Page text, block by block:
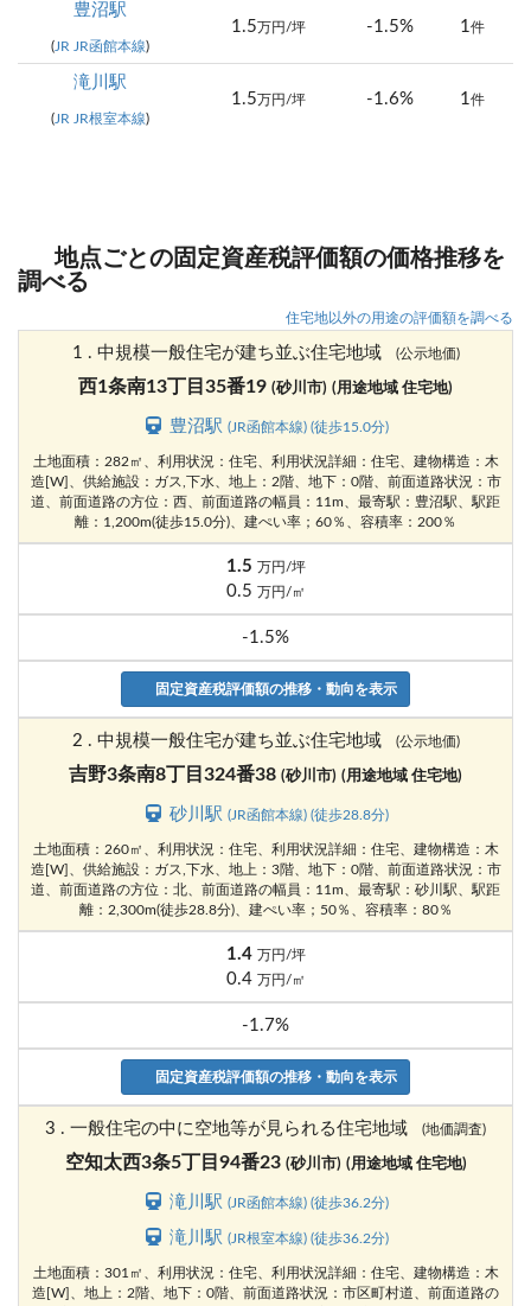
豊沼駅
(JR JR函館本線)
1.5 万円/坪 -1.5% 1件
滝川駅
(JR JR根室本線)
1.5 万円/坪 -1.6% 1件
地点ごとの固定資産税評価額の価格推移を
調べる
住宅地以外の用途の評価額を調べる
1 . 中規模一般住宅が建ち並ぶ住宅地域 (公示地価)
西1条南13丁目35番19 (砂川市) (用途地域 住宅地)
豊沼駅(JR函館本線) (徒歩15.0分)
土地面積：282㎡、利用状況：住宅、利用状況詳細：住宅、建物構造：木
造[W]、供給施設：ガス,下水、地上：2階、地下：0階、前面道路状況：市
道、前面道路の方位：西、前面道路の幅員：11m、最寄駅：豊沼駅、駅距
離：1,200m(徒歩15.0分)、建ぺい率；60％、容積率：200％
1.5 万円/坪
0.5 万円/㎡
-1.5%
固定資産税評価額の推移・動向を表示
2 . 中規模一般住宅が建ち並ぶ住宅地域 (公示地価)
吉野3条南8丁目324番38 (砂川市) (用途地域 住宅地)
砂川駅(JR函館本線) (徒歩28.8分)
土地面積：260㎡、利用状況：住宅、利用状況詳細：住宅、建物構造：木
造[W]、供給施設：ガス,下水、地上：3階、地下：0階、前面道路状況：市
道、前面道路の方位：北、前面道路の幅員：11m、最寄駅：砂川駅、駅距
離：2,300m(徒歩28.8分)、建ぺい率；50％、容積率：80％
1.4 万円/坪
0.4 万円/㎡
-1.7%
固定資産税評価額の推移・動向を表示
3 . 一般住宅の中に空地等が見られる住宅地域 (地価調査)
空知太西3条5丁目94番23 (砂川市) (用途地域 住宅地)
滝川駅(JR函館本線) (徒歩36.2分)
滝川駅(JR根室本線) (徒歩36.2分)
土地面積：301㎡、利用状況：住宅、利用状況詳細：住宅、建物構造：木
造[W]、地上：2階、地下：0階、前面道路状況：市区町村道、前面道路の